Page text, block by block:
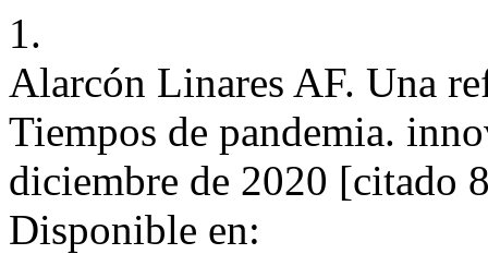
1.
Alarcón Linares AF. Una
Tiempos de pandemia.
diciembre de 2020 [citado
Disponible en: